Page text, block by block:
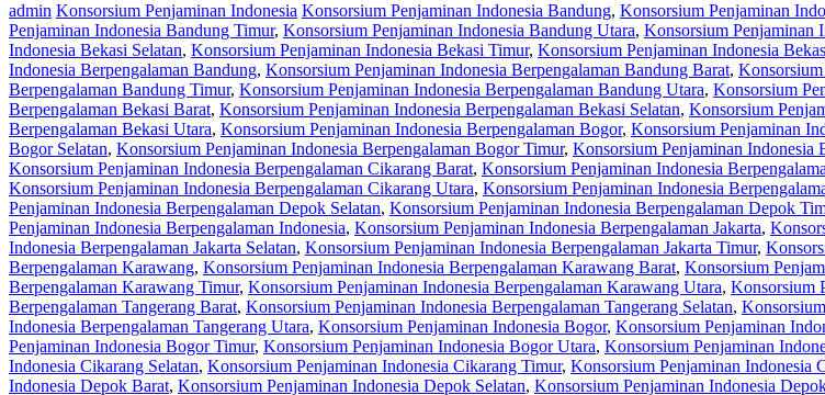
admin Konsorsium Penjaminan Indonesia Konsorsium Penjaminan Indonesia Bandung, Konsorsium Penjaminan
Penjaminan Indonesia Bandung Timur, Konsorsium Penjaminan Indonesia Bandung Utara, Konsorsium Penjaminan
Indonesia Bekasi Selatan, Konsorsium Penjaminan Indonesia Bekasi Timur, Konsorsium Penjaminan Indonesia
Indonesia Berpengalaman Bandung, Konsorsium Penjaminan Indonesia Berpengalaman Bandung Barat, Konsorsium
Berpengalaman Bandung Timur, Konsorsium Penjaminan Indonesia Berpengalaman Bandung Utara, Konsorsium
Berpengalaman Bekasi Barat, Konsorsium Penjaminan Indonesia Berpengalaman Bekasi Selatan, Konsorsium
Berpengalaman Bekasi Utara, Konsorsium Penjaminan Indonesia Berpengalaman Bogor, Konsorsium Penjaminan
Bogor Selatan, Konsorsium Penjaminan Indonesia Berpengalaman Bogor Timur, Konsorsium Penjaminan Indonesia
Konsorsium Penjaminan Indonesia Berpengalaman Cikarang Barat, Konsorsium Penjaminan Indonesia
Konsorsium Penjaminan Indonesia Berpengalaman Cikarang Utara, Konsorsium Penjaminan Indonesia
Penjaminan Indonesia Berpengalaman Depok Selatan, Konsorsium Penjaminan Indonesia Berpengalaman Depok
Penjaminan Indonesia Berpengalaman Indonesia, Konsorsium Penjaminan Indonesia Berpengalaman Jakarta,
Indonesia Berpengalaman Jakarta Selatan, Konsorsium Penjaminan Indonesia Berpengalaman Jakarta Timur,
Berpengalaman Karawang, Konsorsium Penjaminan Indonesia Berpengalaman Karawang Barat, Konsorsium
Berpengalaman Karawang Timur, Konsorsium Penjaminan Indonesia Berpengalaman Karawang Utara, Konsorsium
Berpengalaman Tangerang Barat, Konsorsium Penjaminan Indonesia Berpengalaman Tangerang Selatan,
Indonesia Berpengalaman Tangerang Utara, Konsorsium Penjaminan Indonesia Bogor, Konsorsium Penjaminan
Penjaminan Indonesia Bogor Timur, Konsorsium Penjaminan Indonesia Bogor Utara, Konsorsium Penjaminan
Indonesia Cikarang Selatan, Konsorsium Penjaminan Indonesia Cikarang Timur, Konsorsium Penjaminan Indonesia
Indonesia Depok Barat, Konsorsium Penjaminan Indonesia Depok Selatan, Konsorsium Penjaminan Indonesia